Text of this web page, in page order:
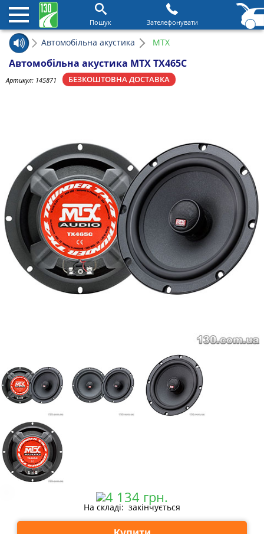
Пошук Зателефонувати
Автомобільна акустика MTX
Автомобільна акустика MTX TX465C
Артикул: 145871 БЕЗКОШТОВНА ДОСТАВКА
На складі: закінчується